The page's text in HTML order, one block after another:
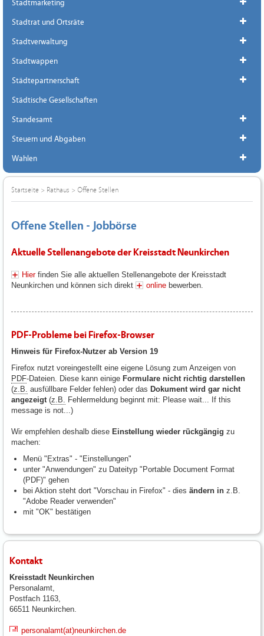
Stadtmarketing
Stadtrat und Ortsräte
Stadtverwaltung
Stadtwappen
Städtepartnerschaft
Städtische Gesellschaften
Standesamt
Steuern und Abgaben
Wahlen
Startseite > Rathaus > Offene Stellen
Offene Stellen - Jobbörse
Aktuelle Stellenangebote der Kreisstadt Neunkirchen
Hierfinden Sie alle aktuellen Stellenangebote der Kreisstadt
Neunkirchen und können sich direkt
online bewerben.
PDF-Probleme bei Firefox-Browser
Hinweis für Firefox-Nutzer ab Version 19
Firefox nutzt voreingestellt eine eigene Lösung zum Anzeigen von
PDF-Dateien. Diese kann einige Formulare nicht richtig darstellen
(z.B. ausfüllbare Felder fehlen) oder das Dokument wird gar nicht
angezeigt (z.B.
Fehlermeldung beginnt mit: Please wait... If this
message is not...)
Wir empfehlen deshalb diese Einstellung wieder rückgängig zu
machen:
Menü "Extras" - "Einstellungen"
unter "Anwendungen" zu Dateityp "Portable Document Format
(PDF)" gehen
bei Aktion steht dort "Vorschau in Firefox" - dies ändern in z.B.
"Adobe Reader verwenden"
mit "OK" bestätigen
Kontakt
Kreisstadt Neunkirchen
Personalamt,
Postfach 1163,
66511 Neunkirchen.
personalamt(at)neunkirchen.de